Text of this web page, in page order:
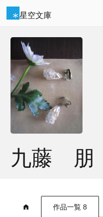
星空文庫
九藤 朋
作品一覧 8